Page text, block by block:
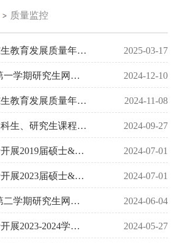
质量监控
上海外国语大学研究生教育发展质量年度报告（2024） 2025-03-17
关于2024-2025学年第一学期研究生网上评教的通知 2024-12-10
上海外国语大学研究生教育发展质量年度报告（2023） 2024-11-08
关于职称申报申请本科生、研究生课程教学评价的通知 2024-09-27
上海外国语大学关于开展2019届硕士&博士毕业生培养质量评价的通知 2024-07-01
上海外国语大学关于开展2023届硕士&博士毕业生培养质量评价的通知 2024-07-01
关于2023-2024学年第二学期研究生网上评教的通知 2024-06-04
上海外国语大学关于开展2023-2024学年研究生学生成长评价的通知 2024-05-27